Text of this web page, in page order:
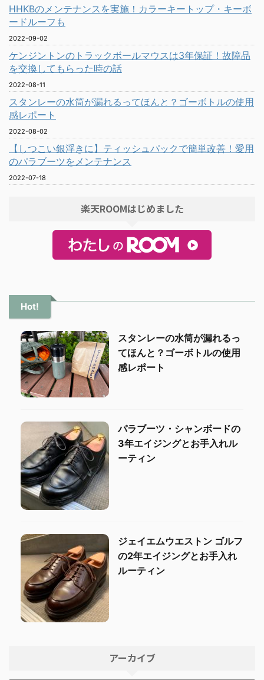
HHKBのメンテナンスを実施！カラーキートップ・キーボ
ードルーフも
2022-09-02
ケンジントンのトラックボールマウスは3年保証！故障品
を交換してもらった時の話
2022-08-11
スタンレーの水筒が漏れるってほんと？ゴーボトルの使用
感レポート
2022-08-02
【しつこい銀浮きに】ティッシュパックで簡単改善！愛用
のパラブーツをメンテナンス
2022-07-18
楽天ROOMはじめました
Hot!
スタンレーの水筒が漏れるっ
てほんと？ゴーボトルの使用
感レポート
パラブーツ・シャンボードの
3年エイジングとお手入れル
ーティン
ジェイエムウエストン ゴルフ
の2年エイジングとお手入れ
ルーティン
アーカイブ